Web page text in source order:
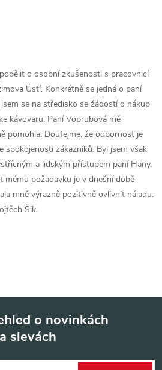
o osobní zkušenosti s pracovnicí
Ústí. Konkrétně se jedná o paní
se na středisko se žádostí o nákup
kávovaru. Paní Vobrubová mě
pomohla. Doufejme, že odbornost je
spokojenosti zákazníků. Byl jsem však
a lidským přístupem paní Hany.
mému požadavku je v dnešní době
mně výrazně pozitivně ovlivnit náladu.
Šik.
o novinkách
a slevách